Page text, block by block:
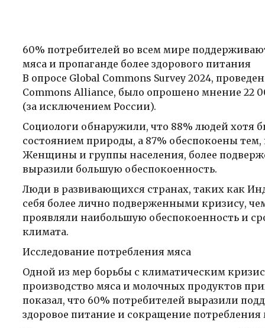
60% потребителей во всем мире
мяса и пропаганде более здорового питания
В опросе Global Commons Survey 2024,
Commons Alliance, было опрошено мнение 22
(за исключением России).
Социологи обнаружили, что 88% людей хотя
состоянием природы, а 87% обеспокоены
Женщины и группы населения, более
выразили большую обеспокоенность.
Люди в развивающихся странах, таких как
себя более лично подверженными кризису,
проявляли наибольшую обеспокоенность и
климата.
Исследование потребления мяса
Одной из мер борьбы с климатическим
производство мяса и молочных продуктов
показал, что 60% потребителей выразили
здоровое питание и сокращение